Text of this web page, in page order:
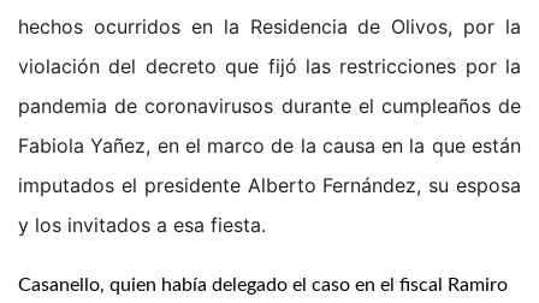
hechos ocurridos en la Residencia de Olivos, por la
violación del decreto que fijó las restricciones por la
pandemia de coronavirusos durante el cumpleaños de
Fabiola Yañez, en el marco de la causa en la que están
imputados el presidente Alberto Fernández, su esposa
y los invitados a esa fiesta.
Casanello, quien había delegado el caso en el fiscal Ramiro